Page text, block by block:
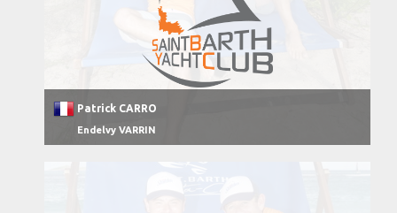
Patrick CARRO
Endelvy VARRIN